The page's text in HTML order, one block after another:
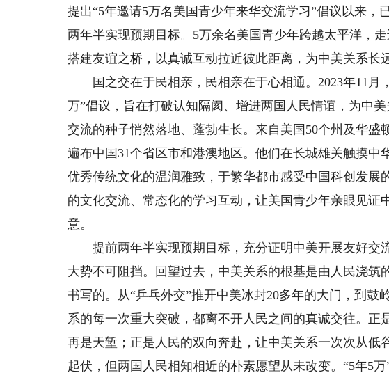
提出“5年邀请5万名美国青少年来华交流学习”倡议以来，
两年半实现预期目标。5万余名美国青少年跨越太平洋，
搭建友谊之桥，以真诚互动拉近彼此距离，为中美关系长
国之交在于民相亲，民相亲在于心相通。2023年11月
万”倡议，旨在打破认知隔阂、增进两国人民情谊，为中
交流的种子悄然落地、蓬勃生长。来自美国50个州及华盛
遍布中国31个省区市和港澳地区。他们在长城雄关触摸中
优秀传统文化的温润雅致，于繁华都市感受中国科创发
的文化交流、常态化的学习互动，让美国青少年亲眼见证
意。
提前两年半实现预期目标，充分证明中美开展友好交
大势不可阻挡。回望过去，中美关系的根基是由人民浇筑
书写的。从“乒乓外交”推开中美冰封20多年的大门，到鼓
系的每一次重大突破，都离不开人民之间的真诚交往。正
再是天堑；正是人民的双向奔赴，让中美关系一次次从低
起伏，但两国人民相知相近的朴素愿望从未改变。“5年5